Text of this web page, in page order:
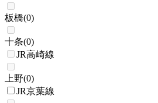
板橋(0)
十条(0)
JR高崎線
上野(0)
JR京葉線